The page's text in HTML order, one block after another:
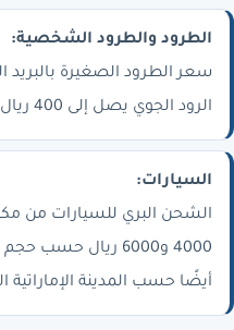
الطرود والطرود الشخصية:
الرود الجوي يصل إلى 400 ريال حسب الوزن.
السيارات:
الشحن البري للسيارات من مكة
4000 و6000 ريال
أيضًا حسب المدينة الإماراتية